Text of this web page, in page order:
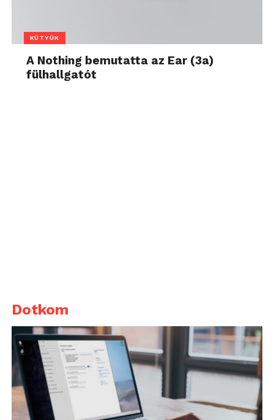
KÜTYÜK
A Nothing bemutatta az Ear (3a)
fülhallgatót
Dotkom